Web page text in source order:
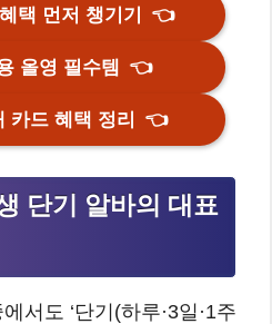
택 먼저 챙기기👈
올영 필수템👈
카드 혜택 정리👈
단기 알바의 대표
서도 ‘단기(하루·3일·1주